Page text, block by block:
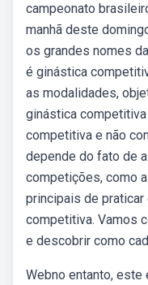
campeonato
manhã deste
os grandes nomes
é ginástica
as modalidades,
ginástica
competitiva e não
depende do fato de
competições, como
principais de praticar
competitiva. Vamos
e descobrir como
Webno entanto,